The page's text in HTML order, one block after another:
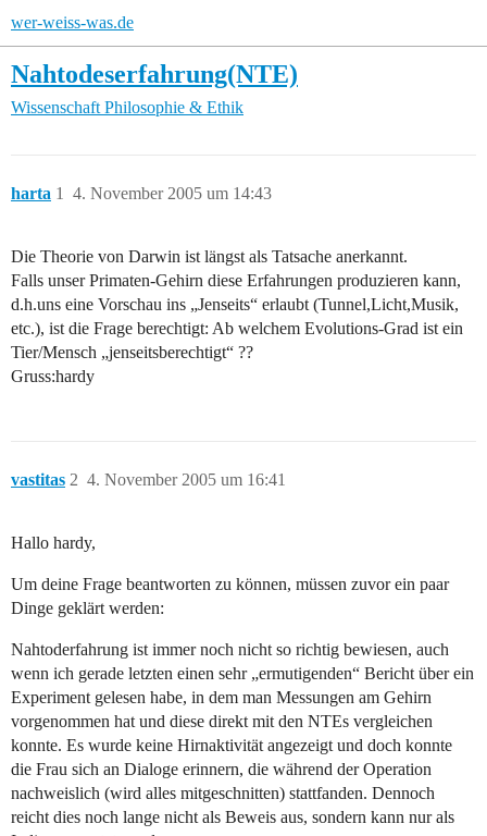
wer-weiss-was.de
Nahtodeserfahrung(NTE)
Wissenschaft Philosophie & Ethik
harta 4. November 2005 um 14:43
1
Die Theorie von Darwin ist längst als Tatsache anerkannt.
Falls unser Primaten-Gehirn diese Erfahrungen produzieren kann,
d.h.uns eine Vorschau ins „Jenseits“ erlaubt (Tunnel,Licht,Musik,
etc.), ist die Frage berechtigt: Ab welchem Evolutions-Grad ist ein
Tier/Mensch „jenseitsberechtigt“ ??
Gruss:hardy
vastitas 4. November 2005 um 16:41
2
Hallo hardy,
Um deine Frage beantworten zu können, müssen zuvor ein paar
Dinge geklärt werden:
Nahtoderfahrung ist immer noch nicht so richtig bewiesen, auch
wenn ich gerade letzten einen sehr „ermutigenden“ Bericht über ein
Experiment gelesen habe, in dem man Messungen am Gehirn
vorgenommen hat und diese direkt mit den NTEs vergleichen
konnte. Es wurde keine Hirnaktivität angezeigt und doch konnte
die Frau sich an Dialoge erinnern, die während der Operation
nachweislich (wird alles mitgeschnitten) stattfanden. Dennoch
reicht dies noch lange nicht als Beweis aus, sondern kann nur als